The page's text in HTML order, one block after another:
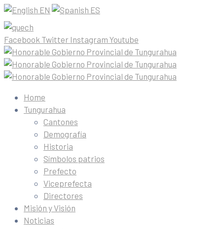
EN ES
Facebook Twitter Instagram Youtube
Home
Tungurahua
Cantones
Demografía
Historia
Símbolos patrios
Prefecto
Viceprefecta
Directores
Misión y Visión
Noticias